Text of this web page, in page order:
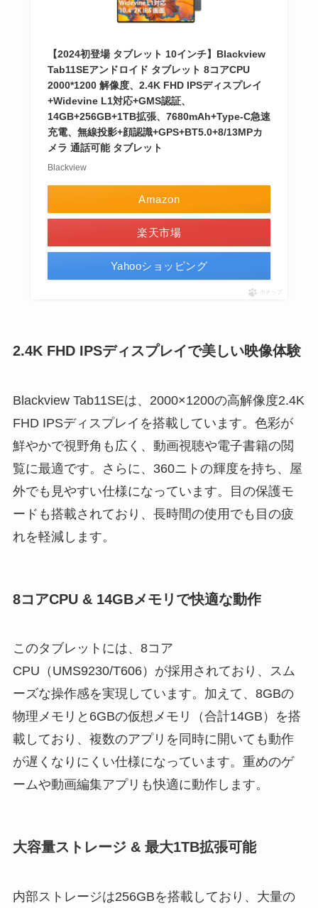
【2024初登場 タブレット 10インチ】Blackview
Tab11SEアンドロイド タブレット 8コアCPU
2000*1200 解像度、2.4K FHD IPSディスプレイ
+Widevine L1対応+GMS認証、
14GB+256GB+1TB拡張、7680mAh+Type-C急速
充電、無線投影+顔認識+GPS+BT5.0+8/13MPカ
メラ 通話可能 タブレット
Blackview
Amazon
楽天市場
Yahooショッピング
ポチップ
2.4K FHD IPSディスプレイで美しい映像体験
Blackview Tab11SEは、2000×1200の高解像度2.4K
FHD IPSディスプレイを搭載しています。色彩が
鮮やかで視野角も広く、動画視聴や電子書籍の閲
覧に最適です。さらに、360ニトの輝度を持ち、屋
外でも見やすい仕様になっています。目の保護モ
ードも搭載されており、長時間の使用でも目の疲
れを軽減します。
8コアCPU & 14GBメモリで快適な動作
このタブレットには、8コア
CPU（UMS9230/T606）が採用されており、スム
ーズな操作感を実現しています。加えて、8GBの
物理メモリと6GBの仮想メモリ（合計14GB）を搭
載しており、複数のアプリを同時に開いても動作
が遅くなりにくい仕様になっています。重めのゲ
ームや動画編集アプリも快適に動作します。
大容量ストレージ & 最大1TB拡張可能
内部ストレージは256GBを搭載しており、大量の